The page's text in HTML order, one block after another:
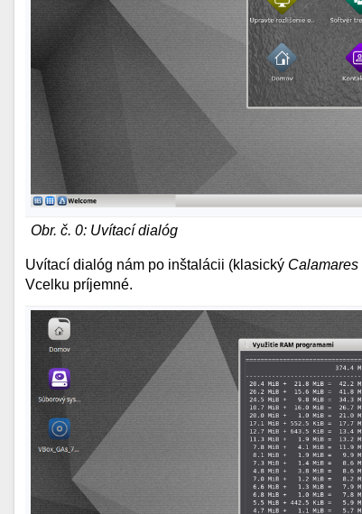
Obr. č. 0: Uvítací dialóg
Uvítací dialóg nám po inštalácii (klasický Calamares
Vcelku príjemné.